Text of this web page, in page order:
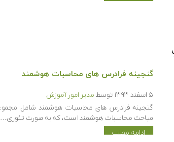
گنجینه فرادرس های محاسبات هوشمند
۵ اسفند ۱۳۹۳ توسط مدیر امور آموزش
گنجینه فرادرس های محاسبات هوشمند شامل
مباحث محاسبات هوشمند است، که به صورت تئوری…
ادامه مطلب